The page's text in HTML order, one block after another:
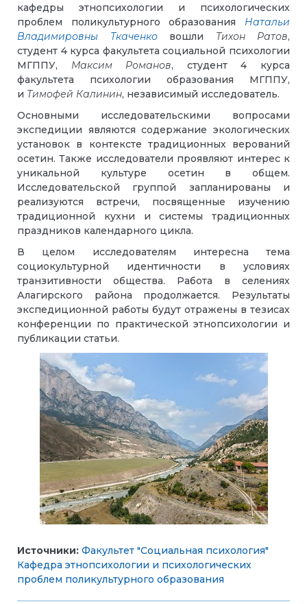
кафедры этнопсихологии и психологических
проблем поликультурного образования Натальи
Владимировны Ткаченковошли Тихон Ратов,
студент 4 курса факультета социальной психологии
МГППУ, Максим Романов, студент 4 курса
факультета психологии образования МГППУ,
и Тимофей Калинин, независимый исследователь.
Основными исследовательскими вопросами
экспедиции являются содержание экологических
установок в контексте традиционных верований
осетин. Также исследователи проявляют интерес к
уникальной культуре осетин в общем.
Исследовательской группой запланированы и
реализуются встречи, посвященные изучению
традиционной кухни и системы традиционных
праздников календарного цикла.
В целом исследователям интересна тема
социокультурной идентичности в условиях
транзитивности общества. Работа в селениях
Алагирского района продолжается. Результаты
экспедиционной работы будут отражены в тезисах
конференции по практической этнопсихологии и
публикации статьи.
Источники: Факультет "Социальная психология"
Кафедра этнопсихологии и психологических
проблем поликультурного образования